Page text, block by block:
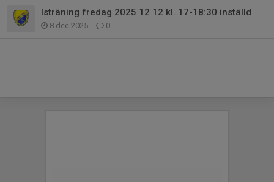
Isträning fredag 2025 12 12 kl. 17-18:30 inställd
8 dec 2025 0